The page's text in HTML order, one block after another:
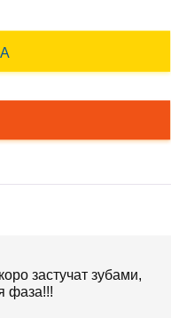
застучат зубами,
фаза!!!